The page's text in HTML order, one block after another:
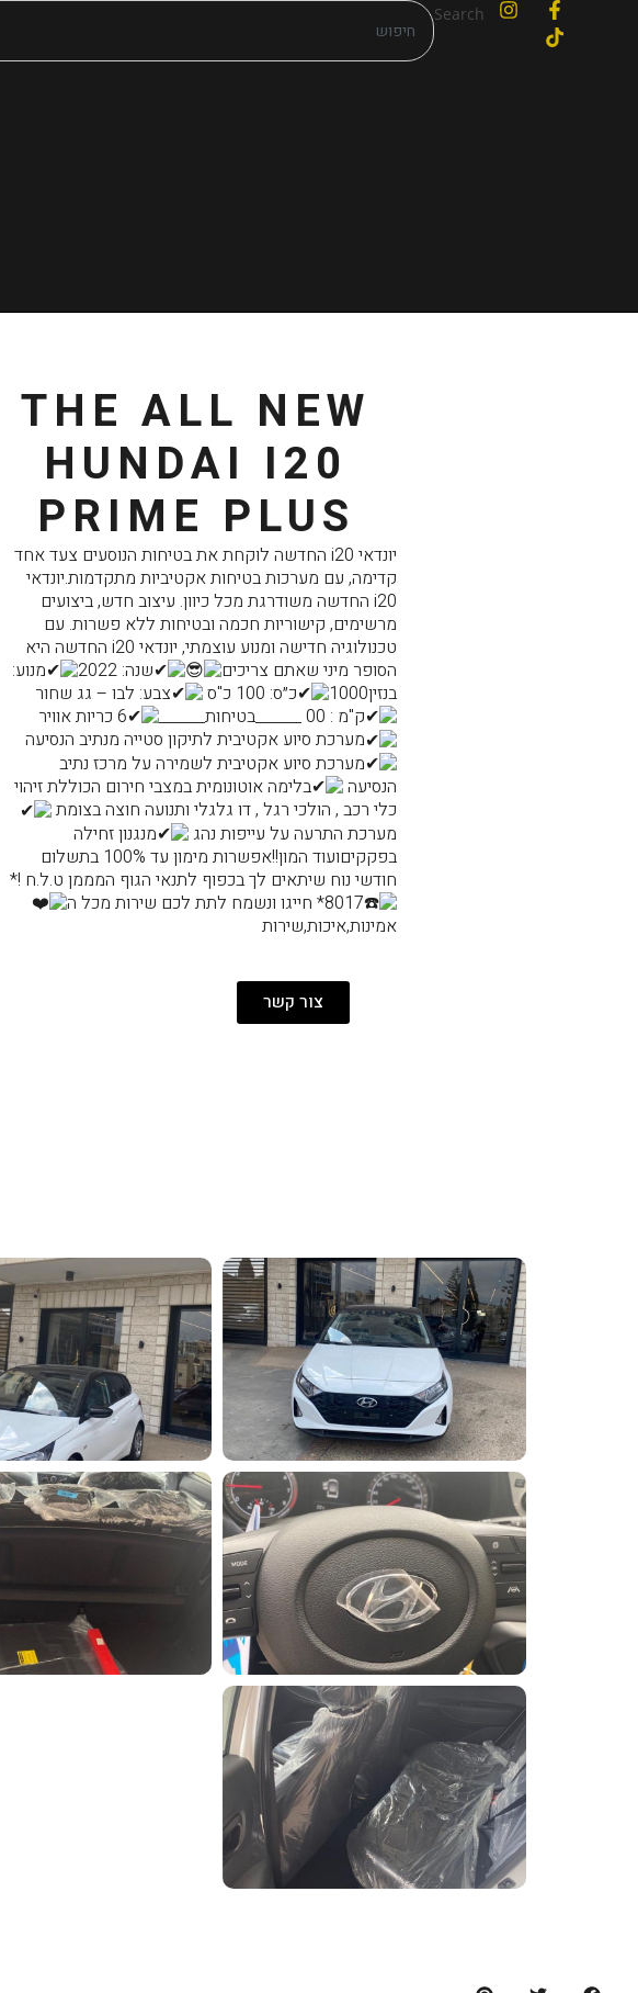
Search
THE ALL NEW
HUNDAI I20
PRIME PLUS
יונדאי i20 החדשה לוקחת את בטיחות הנוסעים צעד אחד
קדימה, עם מערכות בטיחות אקטיביות מתקדמות.יונדאי
i20 החדשה משודרגת מכל כיוון. עיצוב חדש, ביצועים
מרשימים, קישוריות חכמה ובטיחות ללא פשרות. עם
טכנולוגיה חדישה ומנוע עוצמתי, יונדאי i20 החדשה היא
הסופר מיני שאתם צריכים
שנה: 2022
מנוע:
בנזין1000
כ״ס: 100 כ"ס
צבע: לבו – גג שחור
ק"מ : 00 ______בטיחות______
6 כריות אוויר
מערכת סיוע אקטיבית לתיקון סטייה מנתיב הנסיעה
מערכת סיוע אקטיבית לשמירה על מרכז נתיב
הנסיעה
בלימה אוטונומית במצבי חירום הכוללת זיהוי
כלי רכב , הולכי רגל , דו גלגלי ותנועה חוצה בצומת
מערכת התרעה על עייפות נהג
מנגנון זחילה
בפקקיםועוד המון!!אפשרות מימון עד 100% בתשלום
חודשי נוח שיתאים לך בכפוף לתנאי הגוף המממן ט.ל.ח !*
8017* חייגו ונשמח לתת לכם שירות מכל ה
אמינות,איכות,שירות
צור קשר